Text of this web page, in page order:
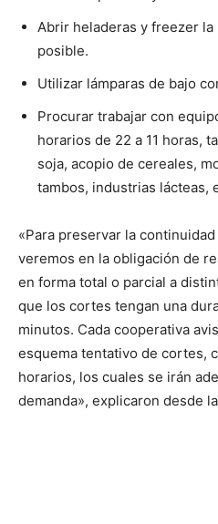
Abrir heladeras y freezer
posible.
Utilizar lámparas de bajo
Procurar trabajar con
horarios de 22 a 11 horas,
soja, acopio de cereales,
tambos, industrias lácteas,
«Para preservar la
veremos en la obligación de
en forma total o parcial a
que los cortes tengan una
minutos. Cada cooperativa
esquema tentativo de cortes,
horarios, los cuales se irán
demanda», explicaron desde